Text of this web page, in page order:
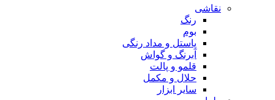
نقاشی
رنگ
بوم
پاستل و مداد رنگی
آبرنگ و گواش
قلمو و پالت
حلال و مکمل
سایر ابزار